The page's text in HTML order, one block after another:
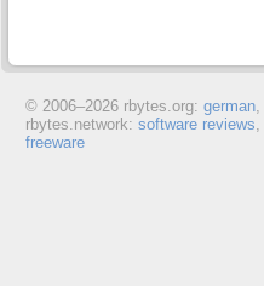
© 2006–2026 rbytes.org: german,
rbytes.network: software reviews,
freeware